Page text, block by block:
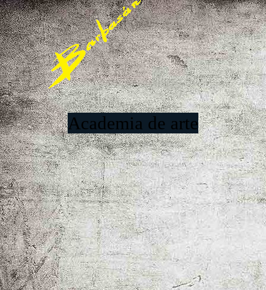
Academia de arte